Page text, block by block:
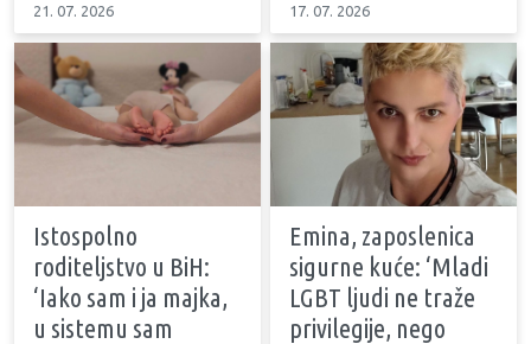
21. 07. 2026 17. 07. 2026
Istospolno
roditeljstvo u BiH:
‘Iako sam i ja majka,
u sistemu sam
Emina, zaposlenica
sigurne kuće: ‘Mladi
LGBT ljudi ne traže
privilegije, nego